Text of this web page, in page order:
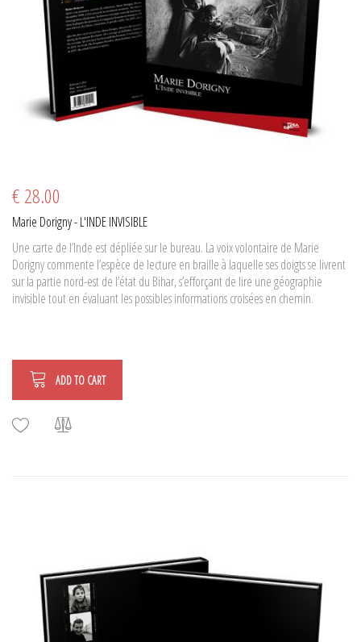
€ 28.00
Marie Dorigny - L'INDE INVISIBLE
Une carte de l’Inde est dépliée sur le bureau. La voix volontaire de Marie
Dorigny commente l’espèce de lecture en braille à laquelle ses doigts se livrent
sur la partie nord-est de l’état du Bihar, s’efforçant de lire une géographie
invisible tout en évaluant les possibles informations croisées en chemin.
ADD TO CART